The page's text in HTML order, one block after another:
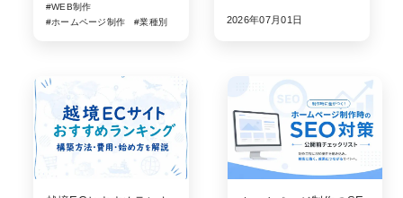
#WEB制作
#ホームページ制作
#業種別 2026年07月01日